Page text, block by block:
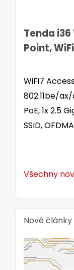
Tenda i36
Point,
WiFi7
802.11be/
PoE, 1x 2.5
SSID,
stěnu i strop.
Všechny
Nové články